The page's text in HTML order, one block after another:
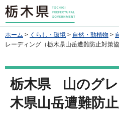
栃木県
ホーム > くらし・環境 > 自然・動植物 >
レーディング（栃木県山岳遭難防止対策協
栃木県 山のグ
木県山岳遭難防